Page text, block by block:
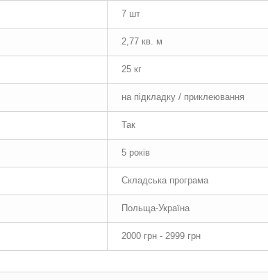
7 шт
2,77 кв. м
25 кг
на підкладку / приклеювання
Так
5 років
Складська програма
Польща-Україна
2000 грн - 2999 грн